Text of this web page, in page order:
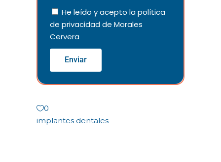
He leído y acepto lapolítica
de privacidadde Morales
Cervera
Enviar
0
implantes dentales